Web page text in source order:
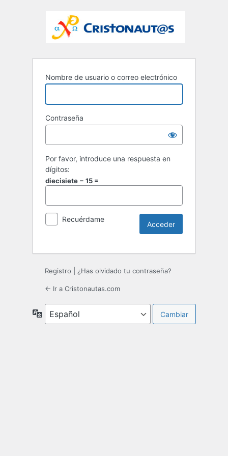
Nombre de usuario o correo electrónico
Contraseña
Por favor, introduce una respuesta en
dígitos:
diecisiete − 15 =
Recuérdame
Registro ¿Has olvidado tu contraseña?
← Ir a Cristonautas.com
Idioma